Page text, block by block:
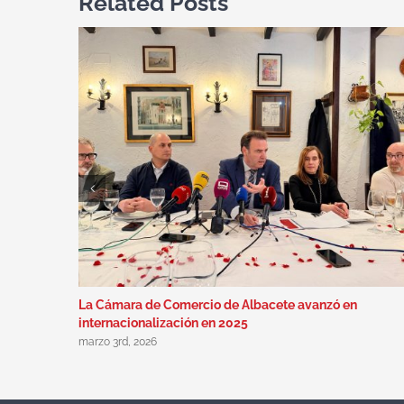
La Cámara de Comercio de Albacete avanzó en
internacionalización en 2025
marzo 3rd, 2026